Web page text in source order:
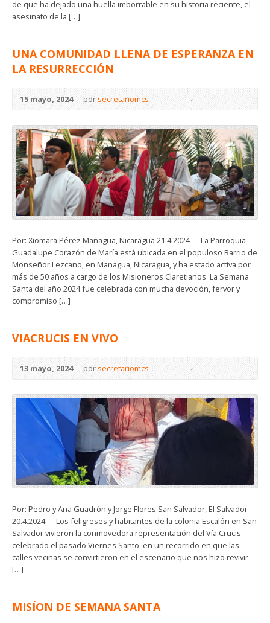
de que ha dejado una huella imborrable en su historia reciente, el
asesinato de la […]
UNA COMUNIDAD LLENA DE ESPERANZA EN
LA RESURRECCIÓN
15 mayo, 2024 por secretariomcs
Por: Xiomara Pérez Managua, Nicaragua 21.4.2024 La Parroquia
Guadalupe Corazón de María está ubicada en el populoso Barrio de
Monseñor Lezcano, en Managua, Nicaragua, y ha estado activa por
más de 50 años a cargo de los Misioneros Claretianos. La Semana
Santa del año 2024 fue celebrada con mucha devoción, fervor y
compromiso […]
VIACRUCIS EN VIVO
13 mayo, 2024 por secretariomcs
Por: Pedro y Ana Guadrón y Jorge Flores San Salvador, El Salvador
20.4.2024 Los feligreses y habitantes de la colonia Escalón en San
Salvador vivieron la conmovedora representación del Vía Crucis
celebrado el pasado Viernes Santo, en un recorrido en que las
calles vecinas se convirtieron en el escenario que nos hizo revivir
[…]
MISÍON DE SEMANA SANTA